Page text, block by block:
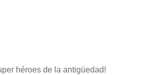
héroes de la antigüedad!